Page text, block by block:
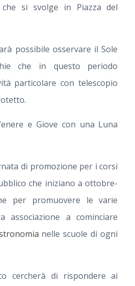
si svolge in Piazza del
possibile osservare il Sole
che in questo periodo
particolare con telescopio
e Giove con una Luna
di promozione per i corsi
che iniziano a ottobre-
per promuovere le varie
associazione a cominciare
nelle scuole di ogni
cercherà di rispondere ai